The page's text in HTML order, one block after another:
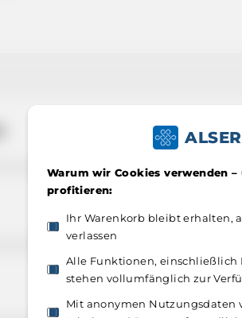
Warum wir Cookies verwenden –
profitieren:
Ihr Warenkorb bleibt erhalten,
verlassen
Alle Funktionen, einschließlich
stehen vollumfänglich zur
Mit anonymen Nutzungsdaten